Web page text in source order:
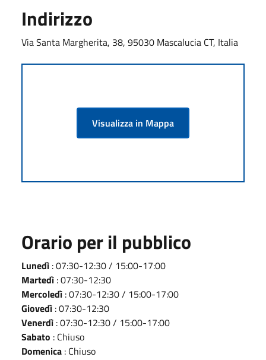
Indirizzo
Via Santa Margherita, 38, 95030 Mascalucia CT, Italia
Visualizza in Mappa
Orario per il pubblico
Lunedì : 07:30-12:30 / 15:00-17:00
Martedì : 07:30-12:30
Mercoledì : 07:30-12:30 / 15:00-17:00
Giovedì : 07:30-12:30
Venerdì : 07:30-12:30 / 15:00-17:00
Sabato : Chiuso
Domenica : Chiuso